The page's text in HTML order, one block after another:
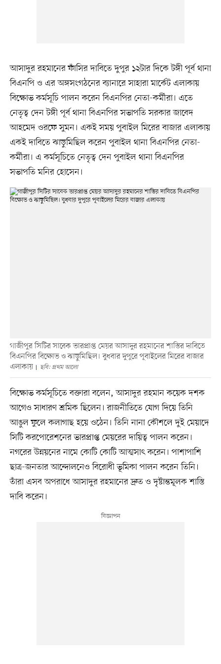
আসাদুর রহমানের ফাঁসির দাবিতে দুপুর ১২টার দিকে টঙ্গী পূর্ব থানা
বিএনপি ও এর অঙ্গসংগঠনের ব্যানারে সাহারা মার্কেট এলাকায়
বিক্ষোভ কর্মসূচি পালন করেন বিএনপির নেতা-কর্মীরা। এতে
নেতৃত্ব দেন টঙ্গী পূর্ব থানা বিএনপির সভাপতি সরকার জাবেদ
আহমেদ ওরফে সুমন। একই সময় পুবাইল মিরের বাজার এলাকায়
একই দাবিতে ঝাড়ুমিছিল করেন পুবাইল থানা বিএনপির নেতা-
কর্মীরা। এ কর্মসূচিতে নেতৃত্ব দেন পুবাইল থানা বিএনপির
সভাপতি মনির হোসেন।
গাজীপুর সিটির সাবেক ভারপ্রাপ্ত মেয়র আসাদুর রহমানের শাস্তির দাবিতে
বিএনপির বিক্ষোভ ও ঝাড়ুমিছিল। বুধবার দুপুরে পূবাইলের মিরের বাজার
এলাকায়
ছবি: প্রথম আলো
বিক্ষোভ কর্মসূচিতে বক্তারা বলেন, আসাদুর রহমান কয়েক দশক
আগেও সাধারণ শ্রমিক ছিলেন। রাজনীতিতে যোগ দিয়ে তিনি
আঙুল ফুলে কলাগাছ হয়ে ওঠেন। তিনি নানা কৌশলে দুই মেয়াদে
সিটি করপোরেশনের ভারপ্রাপ্ত মেয়রের দায়িত্ব পালন করেন।
নগরের উন্নয়নের নামে কোটি কোটি আত্মসাৎ করেন। পাশাপাশি
ছাত্র-জনতার আন্দোলনেও বিরোধী ভূমিকা পালন করেন তিনি।
তাঁরা এসব অপরাধে আসাদুর রহমানের দ্রুত ও দৃষ্টান্তমূলক শাস্তি
দাবি করেন।